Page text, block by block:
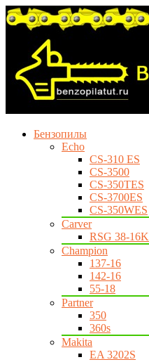
Бензопилы
Echo
CS-310 ES
CS-3500
CS-350TES
CS-3700ES
CS-350WES
Carver
RSG 38-16K
Champion
137-16
142-16
55-18
Partner
350
360s
Makita
EA 3202S